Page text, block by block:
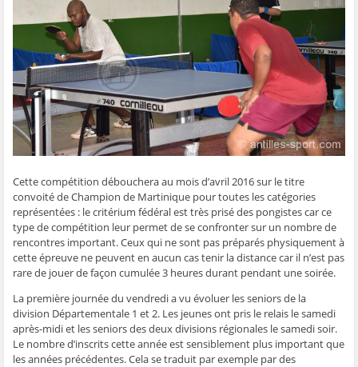
r
s
u
r
F
a
c
e
b
o
o
(
o
u
e
d
a
n
u
n
e
n
o
u
e
l
e
f
e
n
r
T
w
i
t
e
r
o
u
v
d
a
n
s
n
e
n
o
u
v
l
l
e
f
e
n
ê
r
r
W
h
s
A
p
p
o
u
e
d
a
n
u
n
e
n
o
u
e
l
l
e
f
e
n
e
u
S
k
y
p
e
(
o
v
r
e
n
s
u
n
n
o
u
v
e
l
e
e
n
ê
t
r
r
p
a
r
e
m
a
i
l
u
n
a
m
i
u
v
r
e
d
a
n
s
u
n
e
o
v
e
l
l
e
Cette compétition débouchera au mois d’avril 2016 sur le titre
convoité de Champion de Martinique pour toutes les catégories
représentées : le critérium fédéral est très prisé des pongistes car ce
type de compétition leur permet de se confronter sur un nombre de
rencontres important. Ceux qui ne sont pas préparés physiquement à
cette épreuve ne peuvent en aucun cas tenir la distance car il n’est pas
rare de jouer de façon cumulée 3 heures durant pendant une soirée.
La première journée du vendredi a vu évoluer les seniors de la
division Départementale 1 et 2. Les jeunes ont pris le relais le samedi
après-midi et les seniors des deux divisions régionales le samedi soir.
Le nombre d’inscrits cette année est sensiblement plus important que
les années précédentes. Cela se traduit par exemple par des